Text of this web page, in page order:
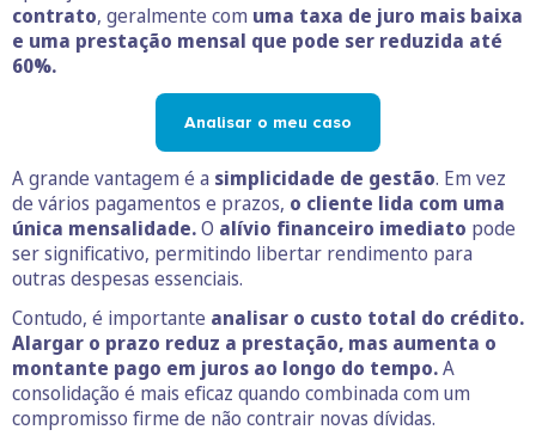
contrato, geralmente com uma taxa de juro mais baixa
e uma prestação mensal que pode ser reduzida até
60%.
Analisar o meu caso
A grande vantagem é a simplicidade de gestão. Em vez
de vários pagamentos e prazos, o cliente lida com uma
única mensalidade.O alívio financeiro imediato pode
ser significativo, permitindo libertar rendimento para
outras despesas essenciais.
Contudo, é importante analisar o custo total do crédito.
Alargar o prazo reduz a prestação, mas aumenta o
montante pago em juros ao longo do tempo.A
consolidação é mais eficaz quando combinada com um
compromisso firme de não contrair novas dívidas.